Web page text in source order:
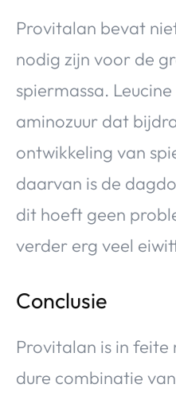
Provitalan bevat
nodig zijn voor de
spiermassa.
aminozuur dat
ontwikkeling van
daarvan is de
dit hoeft geen
verder erg veel
Conclusie
Provitalan is in feite
dure combinatie